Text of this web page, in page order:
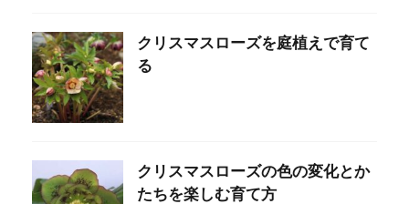
クリスマスローズを庭植えで育て
る
クリスマスローズの色の変化とか
たちを楽しむ育て方